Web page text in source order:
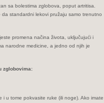
sa bolestima zglobova, poput artritisa.
standardni lekovi pružaju samo trenutno
promena načina života, uključujući i
narodne medicine, a jedno od njih je
zglobovima:
u tome pokvasite ruke (ili noge). Ako imate